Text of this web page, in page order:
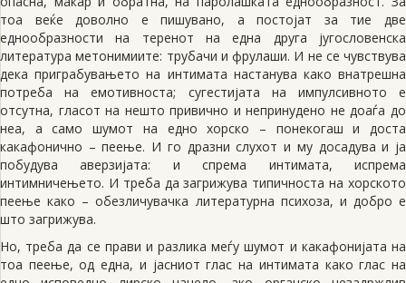
тоа веќе доволно е пишувано, а постојат за тие две
еднообразности на теренот на една друга југословенска
литература метонимиите: трубачи и фрулаши. И не се чувствува
дека приграбувањето на интимата настанува како внатрешна
потреба на емотивноста; сугестијата на импулсивното е
отсутна, гласот на нешто привично и непринудено не доаѓа до
неа, а само шумот на едно хорско – понекогаш и доста
какафонично – пеење. И го дразни слухот и му досадува и ја
побудува аверзијата: и спрема интимата, испрема
интимничењето. И треба да загрижува типичноста на хорското
пеење како – обезличувачка литературна психоза, и добро е
што загрижува.
Но, треба да се прави и разлика меѓу шумот и какафонијата на
тоа пеење, од една, и јасниот глас на интимата како глас на